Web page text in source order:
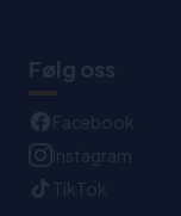
Følg oss
Facebook
Instagram
TikTok